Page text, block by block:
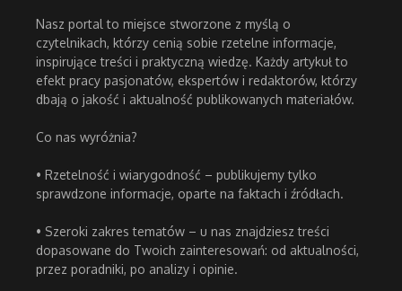
Nasz portal to miejsce stworzone z myślą o
czytelnikach, którzy cenią sobie rzetelne informacje,
inspirujące treści i praktyczną wiedzę. Każdy artykuł to
efekt pracy pasjonatów, ekspertów i redaktorów, którzy
dbają o jakość i aktualność publikowanych materiałów.
Co nas wyróżnia?
• Rzetelność i wiarygodność – publikujemy tylko
sprawdzone informacje, oparte na faktach i źródłach.
• Szeroki zakres tematów – u nas znajdziesz treści
dopasowane do Twoich zainteresowań: od aktualności,
przez poradniki, po analizy i opinie.